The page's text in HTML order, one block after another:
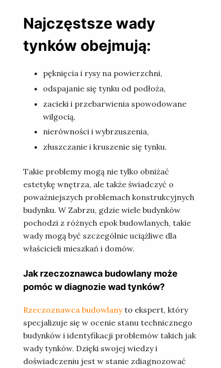
Najczęstsze wady
tynków obejmują:
pęknięcia i rysy na powierzchni,
odspajanie się tynku od podłoża,
zacieki i przebarwienia spowodowane
wilgocią,
nierówności i wybrzuszenia,
złuszczanie i kruszenie się tynku.
Takie problemy mogą nie tylko obniżać
estetykę wnętrza, ale także świadczyć o
poważniejszych problemach konstrukcyjnych
budynku. W Zabrzu, gdzie wiele budynków
pochodzi z różnych epok budowlanych, takie
wady mogą być szczególnie uciążliwe dla
właścicieli mieszkań i domów.
Jak rzeczoznawca budowlany może
pomóc w diagnozie wad tynków?
Rzeczoznawca budowlanyto ekspert, który
specjalizuje się w ocenie stanu technicznego
budynków i identyfikacji problemów takich jak
wady tynków. Dzięki swojej wiedzy i
doświadczeniu jest w stanie zdiagnozować